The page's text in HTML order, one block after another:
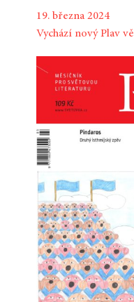
19. března 2024
Vychází nový Plav